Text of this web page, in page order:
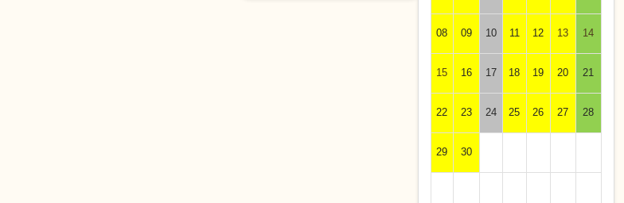
08 09 10 11 12 13 14
15 16 17 18 19 20 21
22 23 24 25 26 27 28
29 30